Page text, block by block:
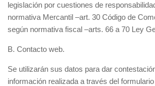
legislación por cuestiones de
normativa Mercantil –art. 30 Código de
según normativa fiscal –arts. 66 a 70 Ley
B. Contacto web.
Se utilizarán sus datos para dar
información realizada a través del